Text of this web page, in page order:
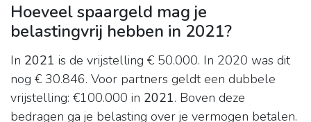
Hoeveel spaargeld mag je
belastingvrij hebben in 2021?
In 2021 is de vrijstelling € 50.000. In 2020 was dit
nog € 30.846. Voor partners geldt een dubbele
vrijstelling: €100.000 in 2021. Boven deze
bedragen ga je belasting over je vermogen betalen.